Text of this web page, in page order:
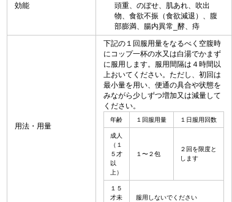
効能
頭重、のぼせ、肌あれ、吹出
物、食欲不振（食欲減退）、腹
部膨満、腸内異常_酵、痔
用法・用量
下記の１回服用量をなるべく空腹時
にコップ一杯の水又は白湯でかまず
に服用します。服用間隔は４時間以
上おいてください。ただし、初回は
最小量を用い、便通の具合や状態を
みながら少しずつ増加又は減量して
ください。
年齢 １回服用量 １日服用回数
成人
（１
５才
以
上）
１〜２包
２回を限度と
します
１５
才未
服用しないでください